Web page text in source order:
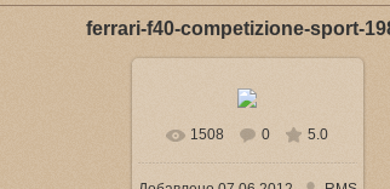
ferrari-f40-competizione-sport-
В реальном размере
1508 0 5.0